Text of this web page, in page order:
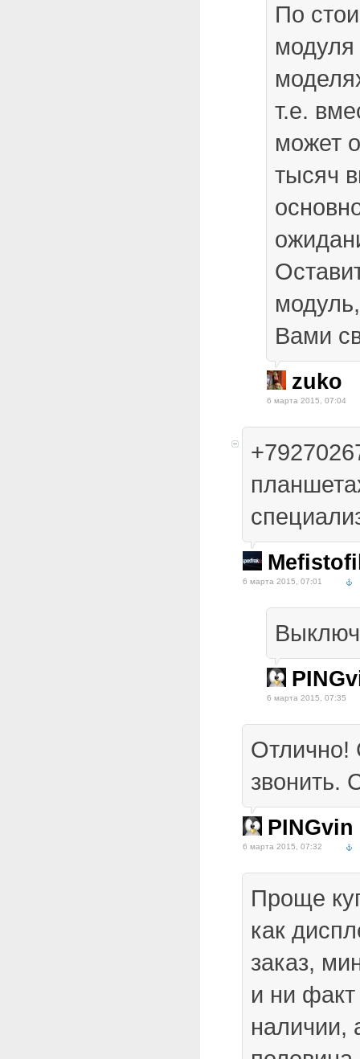
По
модуля
т.е.
может
тысяч
Вами
zuko
6 марта 2015, 07:04
6 марта 2015, 07:01
6 марта 2015, 07:35
Отлично!
звонить.
PINGvin
6 марта 2015, 07:32
Проще
как
заказ,
и ни факт
наличии,